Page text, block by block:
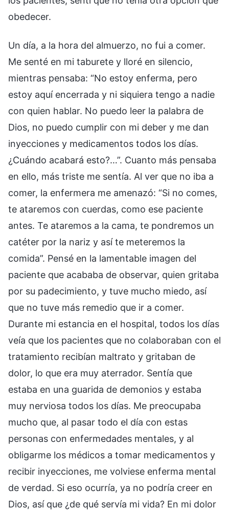
obedecer.
Un día, a la hora del almuerzo, no fui a comer.
Me senté en mi taburete y lloré en silencio,
mientras pensaba: “No estoy enferma, pero
estoy aquí encerrada y ni siquiera tengo a nadie
con quien hablar. No puedo leer la palabra de
Dios, no puedo cumplir con mi deber y me dan
inyecciones y medicamentos todos los días.
¿Cuándo acabará esto?…”. Cuanto más pensaba
en ello, más triste me sentía. Al ver que no iba a
comer, la enfermera me amenazó: “Si no comes,
te ataremos con cuerdas, como ese paciente
antes. Te ataremos a la cama, te pondremos un
catéter por la nariz y así te meteremos la
comida”. Pensé en la lamentable imagen del
paciente que acababa de observar, quien gritaba
por su padecimiento, y tuve mucho miedo, así
que no tuve más remedio que ir a comer.
Durante mi estancia en el hospital, todos los días
veía que los pacientes que no colaboraban con el
tratamiento recibían maltrato y gritaban de
dolor, lo que era muy aterrador. Sentía que
estaba en una guarida de demonios y estaba
muy nerviosa todos los días. Me preocupaba
mucho que, al pasar todo el día con estas
personas con enfermedades mentales, y al
obligarme los médicos a tomar medicamentos y
recibir inyecciones, me volviese enferma mental
de verdad. Si eso ocurría, ya no podría creer en
Dios, así que ¿de qué servía mi vida? En mi dolor